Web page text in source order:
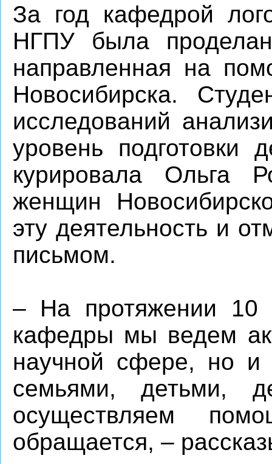
За год кафедрой
НГПУ была
направленная на
Новосибирска.
исследований
уровень подготовки
курировала Ольга
женщин
эту деятельность и
письмом.
– На протяжении 10
кафедры мы ведем
научной сфере, но и
семьями, детьми,
осуществляем
обращается, –